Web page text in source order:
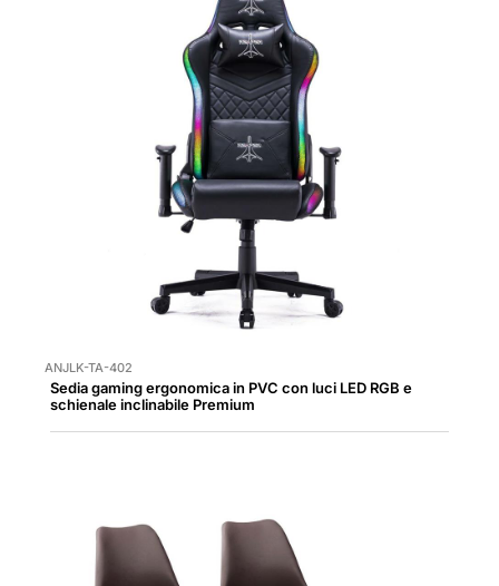
ANJLK-TA-402
Sedia gaming ergonomica in PVC con luci LED RGB e
schienale inclinabile Premium